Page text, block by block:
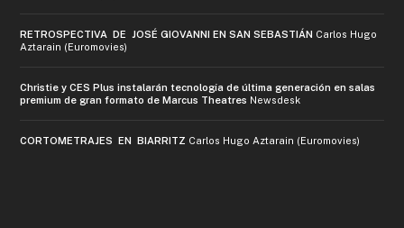
RETROSPECTIVA DE JOSÉ GIOVANNI EN SAN SEBASTIÁN Carlos Hugo
Aztarain (Euromovies)
Christie y CES Plus instalarán tecnología de última generación en salas
premium de gran formato de Marcus Theatres Newsdesk
CORTOMETRAJES EN BIARRITZ Carlos Hugo Aztarain (Euromovies)